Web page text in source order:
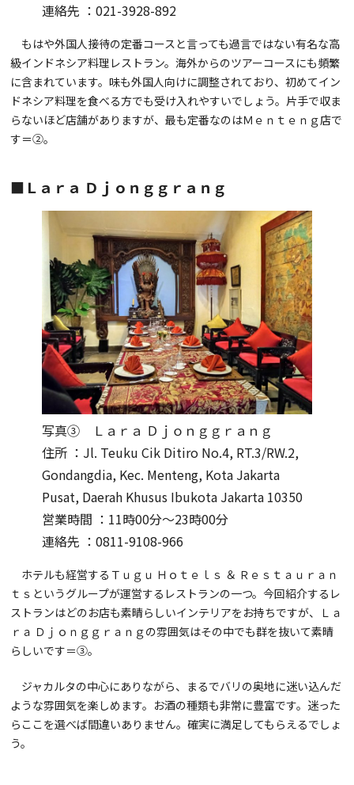
連絡先 ：021-3928-892
もはや外国人接待の定番コースと言っても過言ではない有名な高
級インドネシア料理レストラン。海外からのツアーコースにも頻繁
に含まれています。味も外国人向けに調整されており、初めてイン
ドネシア料理を食べる方でも受け入れやすいでしょう。片手で収ま
らないほど店舗がありますが、最も定番なのはＭｅｎｔｅｎｇ店で
す＝②。
■Ｌａｒａ Ｄｊｏｎｇｇｒａｎｇ
写真③ Ｌａｒａ Ｄｊｏｎｇｇｒａｎｇ
住所 ：Jl. Teuku Cik Ditiro No.4, RT.3/RW.2,
Gondangdia, Kec. Menteng, Kota Jakarta
Pusat, Daerah Khusus Ibukota Jakarta 10350
営業時間 ：11時00分～23時00分
連絡先 ：0811-9108-966
ホテルも経営するＴｕｇｕ Ｈｏｔｅｌｓ ＆ Ｒｅｓｔａｕｒａｎ
ｔｓというグループが運営するレストランの一つ。今回紹介するレ
ストランはどのお店も素晴らしいインテリアをお持ちですが、Ｌａ
ｒａ Ｄｊｏｎｇｇｒａｎｇの雰囲気はその中でも群を抜いて素晴
らしいです＝③。
ジャカルタの中心にありながら、まるでバリの奥地に迷い込んだ
ような雰囲気を楽しめます。お酒の種類も非常に豊富です。迷った
らここを選べば間違いありません。確実に満足してもらえるでしょ
う。